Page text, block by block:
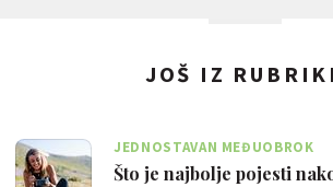
JOŠ IZ
JEDNOSTAVAN MEĐUOBROK
Što je najbolje pojesti